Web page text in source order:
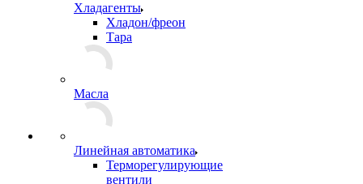
Хладагенты
Хладон/фреон
Тара
Масла
Линейная автоматика
Терморегулирующие
вентили